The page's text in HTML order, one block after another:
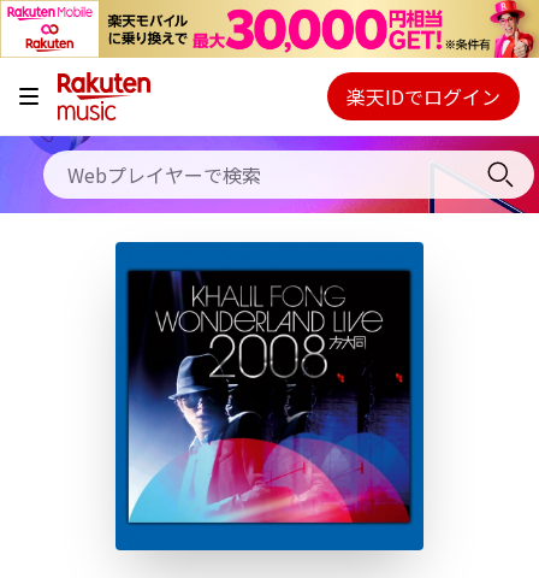
キャンペーン
料金プラン
使い方
初回30日間無料お試し
Webプレイヤー
ご契約内容の確認・変更
楽天IDでログイン